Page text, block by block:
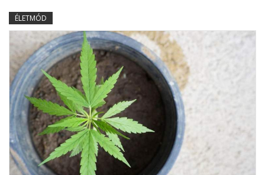
ÉLETMÓD